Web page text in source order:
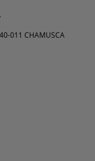
011 CHAMUSCA